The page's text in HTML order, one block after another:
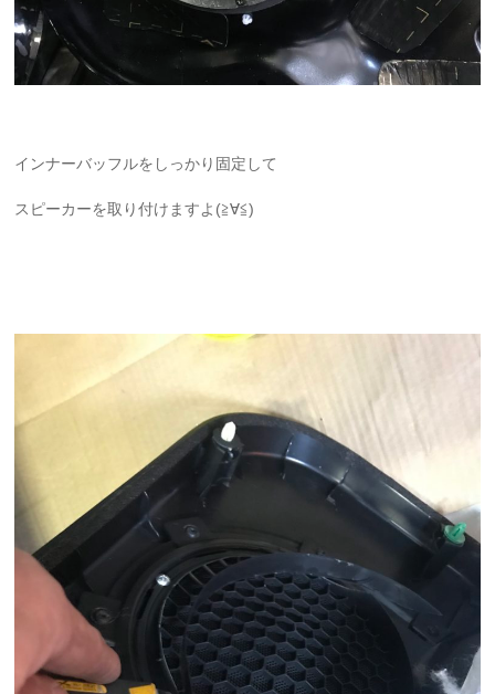
インナーバッフルをしっかり固定して
スピーカーを取り付けますよ(≧∀≦)